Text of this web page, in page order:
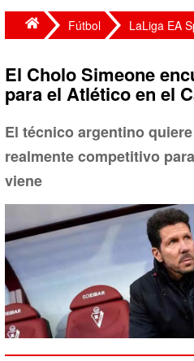
Fútbol LaLiga EA
El Cholo Simeone
para el Atlético en el
El técnico argentino
realmente competitivo
viene